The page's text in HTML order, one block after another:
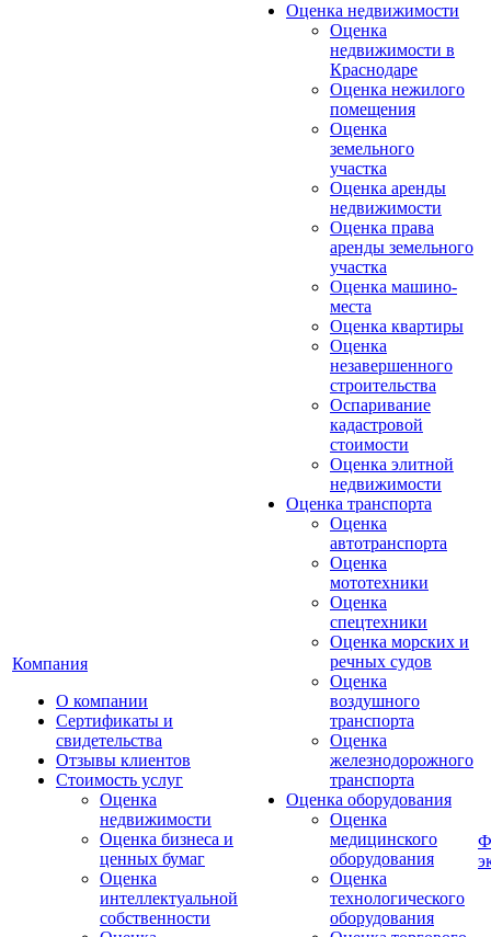
Компания
О компании
Сертификаты и
свидетельства
Отзывы клиентов
Стоимость услуг
Оценка
недвижимости
Оценка бизнеса и
ценных бумаг
Оценка
интеллектуальной
собственности
Оценка недвижимости
Оценка
недвижимости в
Краснодаре
Оценка нежилого
помещения
Оценка
земельного
участка
Оценка аренды
недвижимости
Оценка права
аренды земельного
участка
Оценка машино-
места
Оценка квартиры
Оценка
незавершенного
строительства
Оспаривание
кадастровой
стоимости
Оценка элитной
недвижимости
Оценка транспорта
Оценка
автотранспорта
Оценка
мототехники
Оценка
спецтехники
Оценка морских и
речных судов
Оценка
воздушного
транспорта
Оценка
железнодорожного
транспорта
Оценка оборудования
Оценка
медицинского
оборудования
Оценка
технологического
оборудования